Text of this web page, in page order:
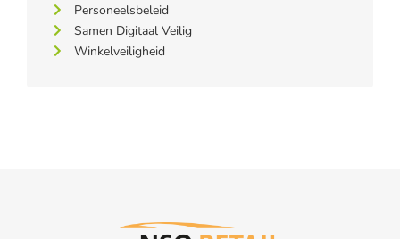
Personeelsbeleid
Samen Digitaal Veilig
Winkelveiligheid